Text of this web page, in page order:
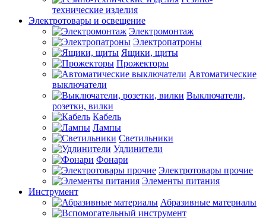
технические изделия
Электротовары и освещение
Электромонтаж
Электропатроны
Ящики, щиты
Прожекторы
Автоматические
выключатели
Выключатели,
розетки, вилки
Кабель
Лампы
Светильники
Удлинители
Фонари
Электротовары прочие
Элементы питания
Инструмент
Абразивные материалы